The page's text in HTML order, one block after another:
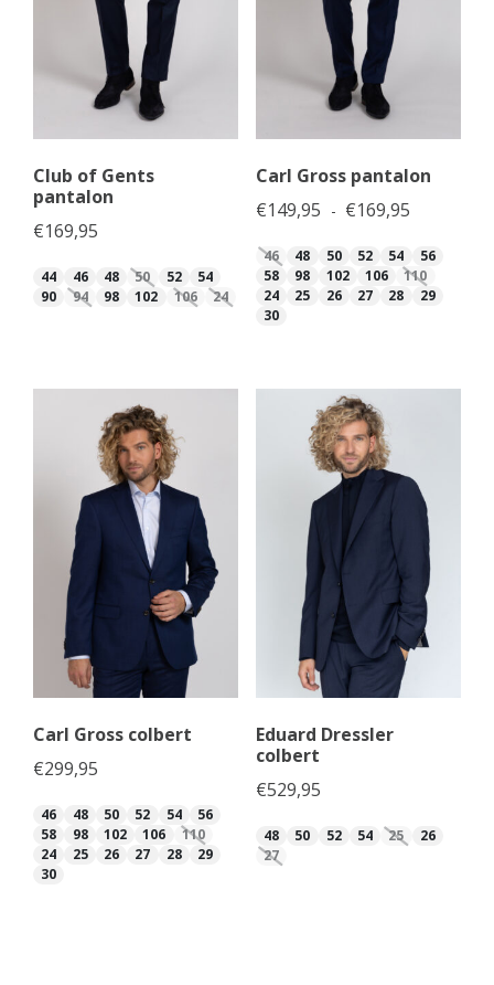
Club of Gents
pantalon
€169,95
44 46 48 50 52
54
90
94 98 102 106 24
Carl Gross pantalon
€149,95 - €169,95
46 48 50 52 54
56
58
98 102 106
110
24
25 26 27 28
29
30
Carl Gross colbert
€299,95
46 48 50 52 54
56
58
98 102 106
110
24
25 26 27 28
29
30
Eduard Dressler
colbert
€529,95
48 50 52 54 25
26
27